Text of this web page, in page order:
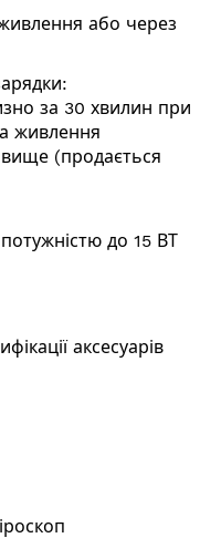
або через
за 30 хвилин при
живлення
(продається
до 15 ВТ
аксесуарів